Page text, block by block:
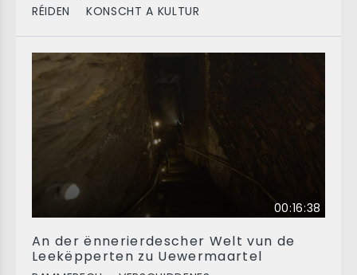
RÉIDEN KONSCHT A KULTUR
00:16:38
An der ënnerierdescher Welt vun de
Leekëpperten zu Uewermaartel